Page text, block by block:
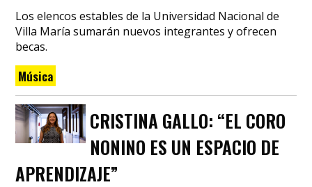
Los elencos estables de la Universidad Nacional de
Villa María sumarán nuevos integrantes y ofrecen
becas.
Música
CRISTINA GALLO: “EL CORO
NONINO ES UN ESPACIO DE
APRENDIZAJE”